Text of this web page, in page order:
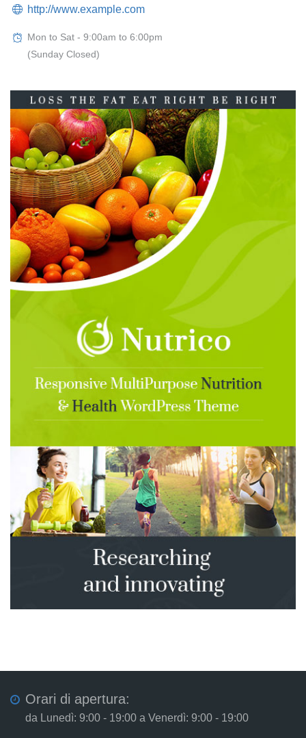
http://www.example.com
Mon to Sat - 9:00am to 6:00pm
(Sunday Closed)
Orari di apertura:
da Lunedì: 9:00 - 19:00 a Venerdì: 9:00 - 19:00